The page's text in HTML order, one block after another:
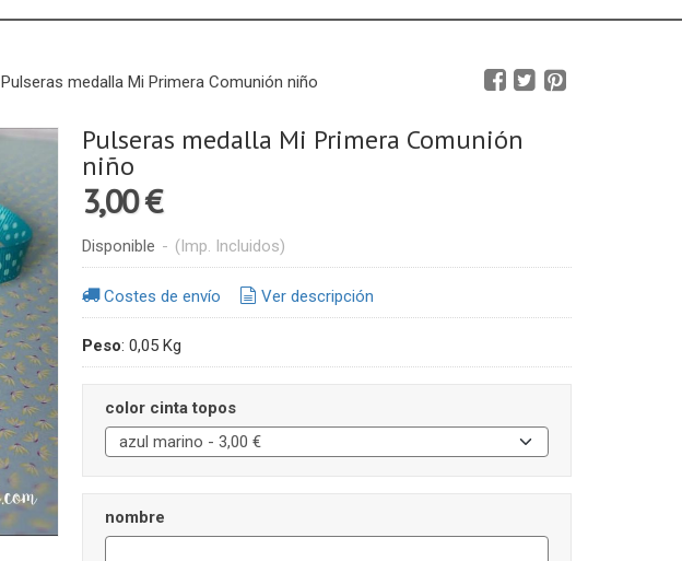
Pulseras medalla Mi Primera Comunión niño
Pulseras medalla Mi Primera Comunión
niño
3,00 €
Disponible - (Imp. Incluidos)
Costes de envío Ver descripción
Peso: 0,05 Kg
color cinta topos
nombre